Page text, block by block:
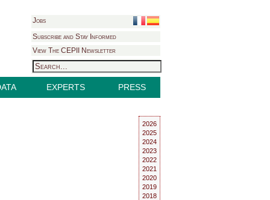
Jobs
Subscribe and Stay Informed
View The CEPII Newsletter
EXPERTS PRESS
2026
2025
2024
2023
2022
2021
2020
2019
2018